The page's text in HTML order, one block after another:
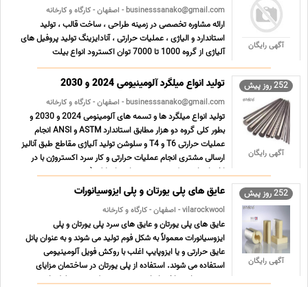
آگهی رایگان
businesssanako@gmail.com - اصفهان - کارگاه و کارخانه
ارائه مشاوره تخصصی در زمینه طراحی ، ساخت قالب ، تولید
استاندارد و الیاژی ، عملیات حرارتی ، آنادایزینگ تولید پروفیل های
آلیاژی از گروه 1000 تا 7000 توان اکسترود انواع بیلت
آلومینیومی از قطر 6 تا 12 اینچ وتولید پروفیل تا سطح
3000*2000 میلیمتر دارای پیشرفته ترین تجهیزات کوره های ...
252 روز پیش
آگهی رایگان
تولید انواع میلگرد آلومینیومی 2024 و 2030
businesssanako@gmail.com - اصفهان - کارگاه و کارخانه
تولید انواع میلگرد ها و تسمه های آلومینومی 2024 و 2030 و
بطور کلی گروه دو هزار مطابق استاندارد ASTM و ANSI انجام
عملیات حرارتی T6 و T4 و سلوشن تولید آلیاژی مقاطع طبق آنالیز
ارسالی مشتری انجام عملیات حرارتی و کار سرد اکستروژن با در
اختیار داشتن کوره عمودی حرارتی انحلالی ( س ... ...
252 روز پیش
آگهی رایگان
عایق های پلی یورتان و پلی ایزوسیانورات
vilarockwool - اصفهان - کارگاه و کارخانه
عایق های پلی یورتان و عایق های سرد پلی یورتان و پلی
ایزوسیانورات معمولاً به شکل فوم تولید می شوند و به عنوان پانل
عایق حرارتی و یا ایزوپایپ اغلب با روکش فویل آلومینیومی
استفاده می شوند. استفاده از پلی یورتان در ساختمان مزایای
متعددی دارد ساختمانها بیشتر عمر می کنند و به دلیل پاید ... ...